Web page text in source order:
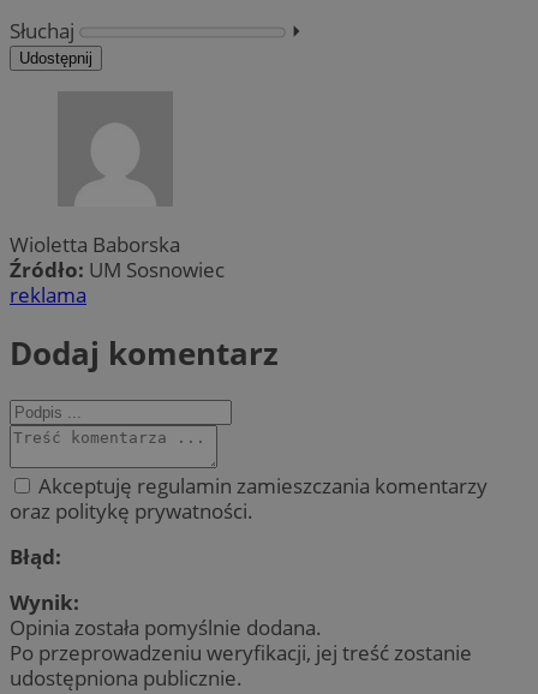
Słuchaj
⏵︎
Udostępnij
Wioletta Baborska
Źródło: UM Sosnowiec
reklama
Dodaj komentarz
Akceptuję regulamin zamieszczania komentarzy
oraz politykę prywatności.
Błąd:
Wynik:
Opinia została pomyślnie dodana.
Po przeprowadzeniu weryfikacji, jej treść zostanie
udostępniona publicznie.